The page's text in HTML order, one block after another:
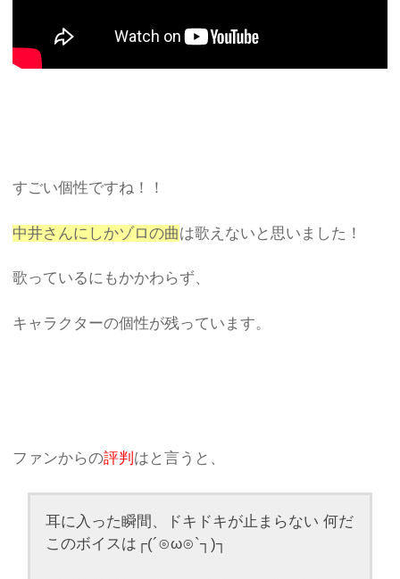
すごい個性ですね！！
中井さんにしかゾロの曲は歌えないと思いました！
歌っているにもかかわらず、
キャラクターの個性が残っています。
ファンからの評判 はと言うと、
耳に入った瞬間、ドキドキが止まらない 何だ
このボイスは┌(´⊙ω⊙`┐)┐